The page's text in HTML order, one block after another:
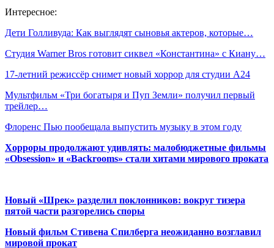
Интересное:
Дети Голливуда: Как выглядят сыновья актеров, которые…
Студия Warner Bros готовит сиквел «Константина» с Киану…
17-летний режиссёр снимет новый хоррор для студии A24
Мультфильм «Три богатыря и Пуп Земли» получил первый
трейлер…
Флоренс Пью пообещала выпустить музыку в этом году
Хорроры продолжают удивлять: малобюджетные фильмы
«Obsession» и «Backrooms» стали хитами мирового проката
Новый «Шрек» разделил поклонников: вокруг тизера
пятой части разгорелись споры
Новый фильм Стивена Спилберга неожиданно возглавил
мировой прокат